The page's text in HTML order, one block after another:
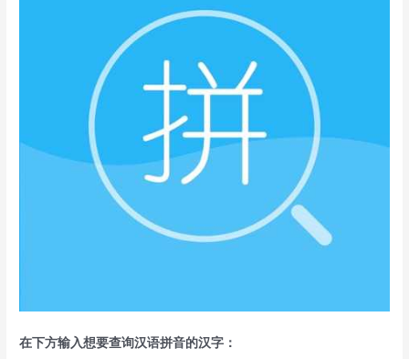
在下方输入想要查询汉语拼音的汉字：